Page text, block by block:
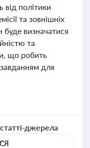
від політики
та зовнішніх
буде визначатися
та
що робить
для
джерела